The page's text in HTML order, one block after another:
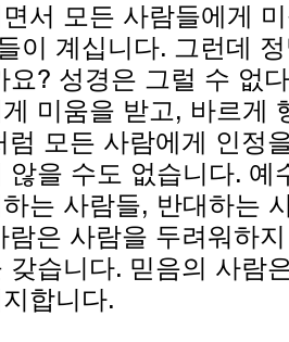
서 모든 사람들에게
이 계십니다. 그런데 정
? 성경은 그럴 수 없
미움을 받고, 바르게
모든 사람에게 인정
을 수도 없습니다. 예
는 사람들, 반대하는
은 사람을 두려워하
습니다. 믿음의 사람
합니다.